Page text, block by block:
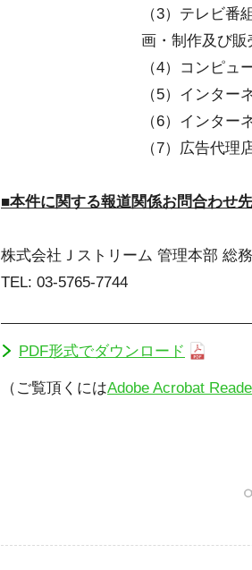
（3）テレビ
画・制作及び販
（4）コンピ
（5）インター
（6）インター
（7）広告代理
■本件に関する報道関係お問合わせ先
株式会社Ｊストリーム 管理本部 総
TEL: 03-5765-7744
PDF形式でダウンロード
（ご覧頂くにはAdobe Acrobat